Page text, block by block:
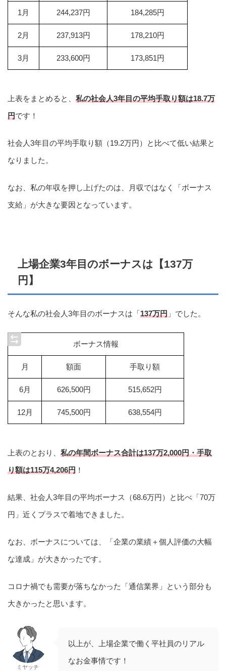
1月 244,237円 184,285円
2月 237,913円 178,210円
3月 233,600円 173,851円
上表をまとめると、 私の社会人3年目の平均手取り額は18.7万
円です！
社会人3年目の平均手取り額（19.2万円）と比べて低い結果と
なりました。
なお、私の年収を押し上げたのは、月収ではなく「ボーナス
支給」が大きな要因となっています。
上場企業3年目のボーナスは【137万
円】
そんな私の社会人3年目のボーナスは「137万円 」でした。
ボーナス情報
月 額面 手取り額
6月 626,500円 515,652円
12月 745,500円 638,554円
上表のとおり、 私の年間ボーナス合計は137万2,000円・手取
り額は115万4,206円 ！
結果、社会人3年目の平均ボーナス（68.6万円）と比べ「70万
円」近くプラスで着地できました。
なお、ボーナスについては、「企業の業績＋個人評価の大幅
な達成」が大きかったです。
コロナ禍でも需要が落ちなかった「通信業界」という部分も
大きかったと思います。
ミヤッチ
以上が、上場企業で働く平社員のリアル
なお金事情です！